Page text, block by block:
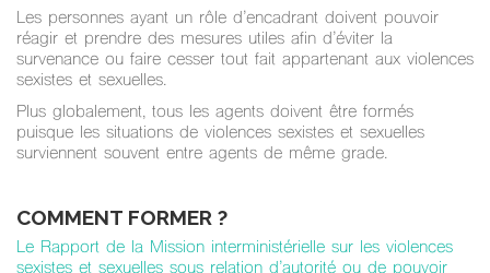
Les personnes ayant un rôle d’encadrant doivent pouvoir
réagir et prendre des mesures utiles afin d’éviter la
survenance ou faire cesser tout fait appartenant aux violences
sexistes et sexuelles.
Plus globalement, tous les agents doivent être formés
puisque les situations de violences sexistes et sexuelles
surviennent souvent entre agents de même grade.
COMMENT FORMER ?
Le Rapport de la Mission interministérielle sur les violences